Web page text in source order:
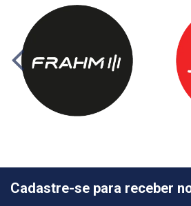
Cadastre-se para receber